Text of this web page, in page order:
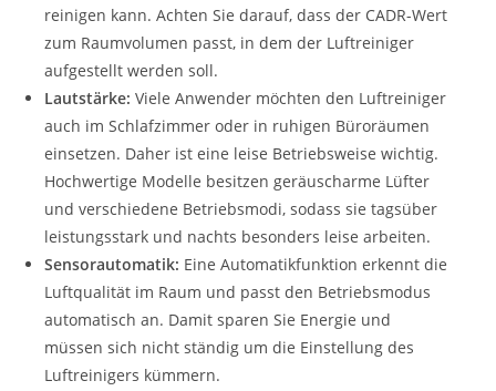
reinigen kann. Achten Sie darauf, dass der CADR-Wert
zum Raumvolumen passt, in dem der Luftreiniger
aufgestellt werden soll.
Lautstärke: Viele Anwender möchten den Luftreiniger
auch im Schlafzimmer oder in ruhigen Büroräumen
einsetzen. Daher ist eine leise Betriebsweise wichtig.
Hochwertige Modelle besitzen geräuscharme Lüfter
und verschiedene Betriebsmodi, sodass sie tagsüber
leistungsstark und nachts besonders leise arbeiten.
Sensorautomatik: Eine Automatikfunktion erkennt die
Luftqualität im Raum und passt den Betriebsmodus
automatisch an. Damit sparen Sie Energie und
müssen sich nicht ständig um die Einstellung des
Luftreinigers kümmern.